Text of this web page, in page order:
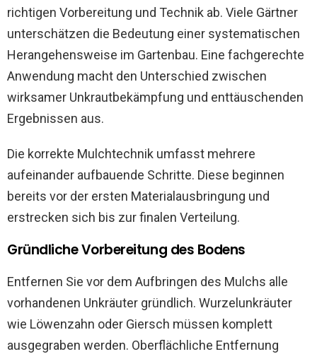
richtigen Vorbereitung und Technik ab. Viele Gärtner
unterschätzen die Bedeutung einer systematischen
Herangehensweise im Gartenbau. Eine fachgerechte
Anwendung macht den Unterschied zwischen
wirksamer Unkrautbekämpfung und enttäuschenden
Ergebnissen aus.
Die korrekte Mulchtechnik umfasst mehrere
aufeinander aufbauende Schritte. Diese beginnen
bereits vor der ersten Materialausbringung und
erstrecken sich bis zur finalen Verteilung.
Gründliche Vorbereitung des Bodens
Entfernen Sie vor dem Aufbringen des Mulchs alle
vorhandenen Unkräuter gründlich. Wurzelunkräuter
wie Löwenzahn oder Giersch müssen komplett
ausgegraben werden. Oberflächliche Entfernung